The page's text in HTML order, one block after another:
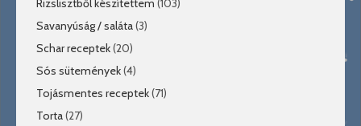
Rizslisztből készítettem (103)
Savanyúság / saláta(3)
Schar receptek(20)
Sós sütemények(4)
Tojásmentes receptek(71)
Torta(27)